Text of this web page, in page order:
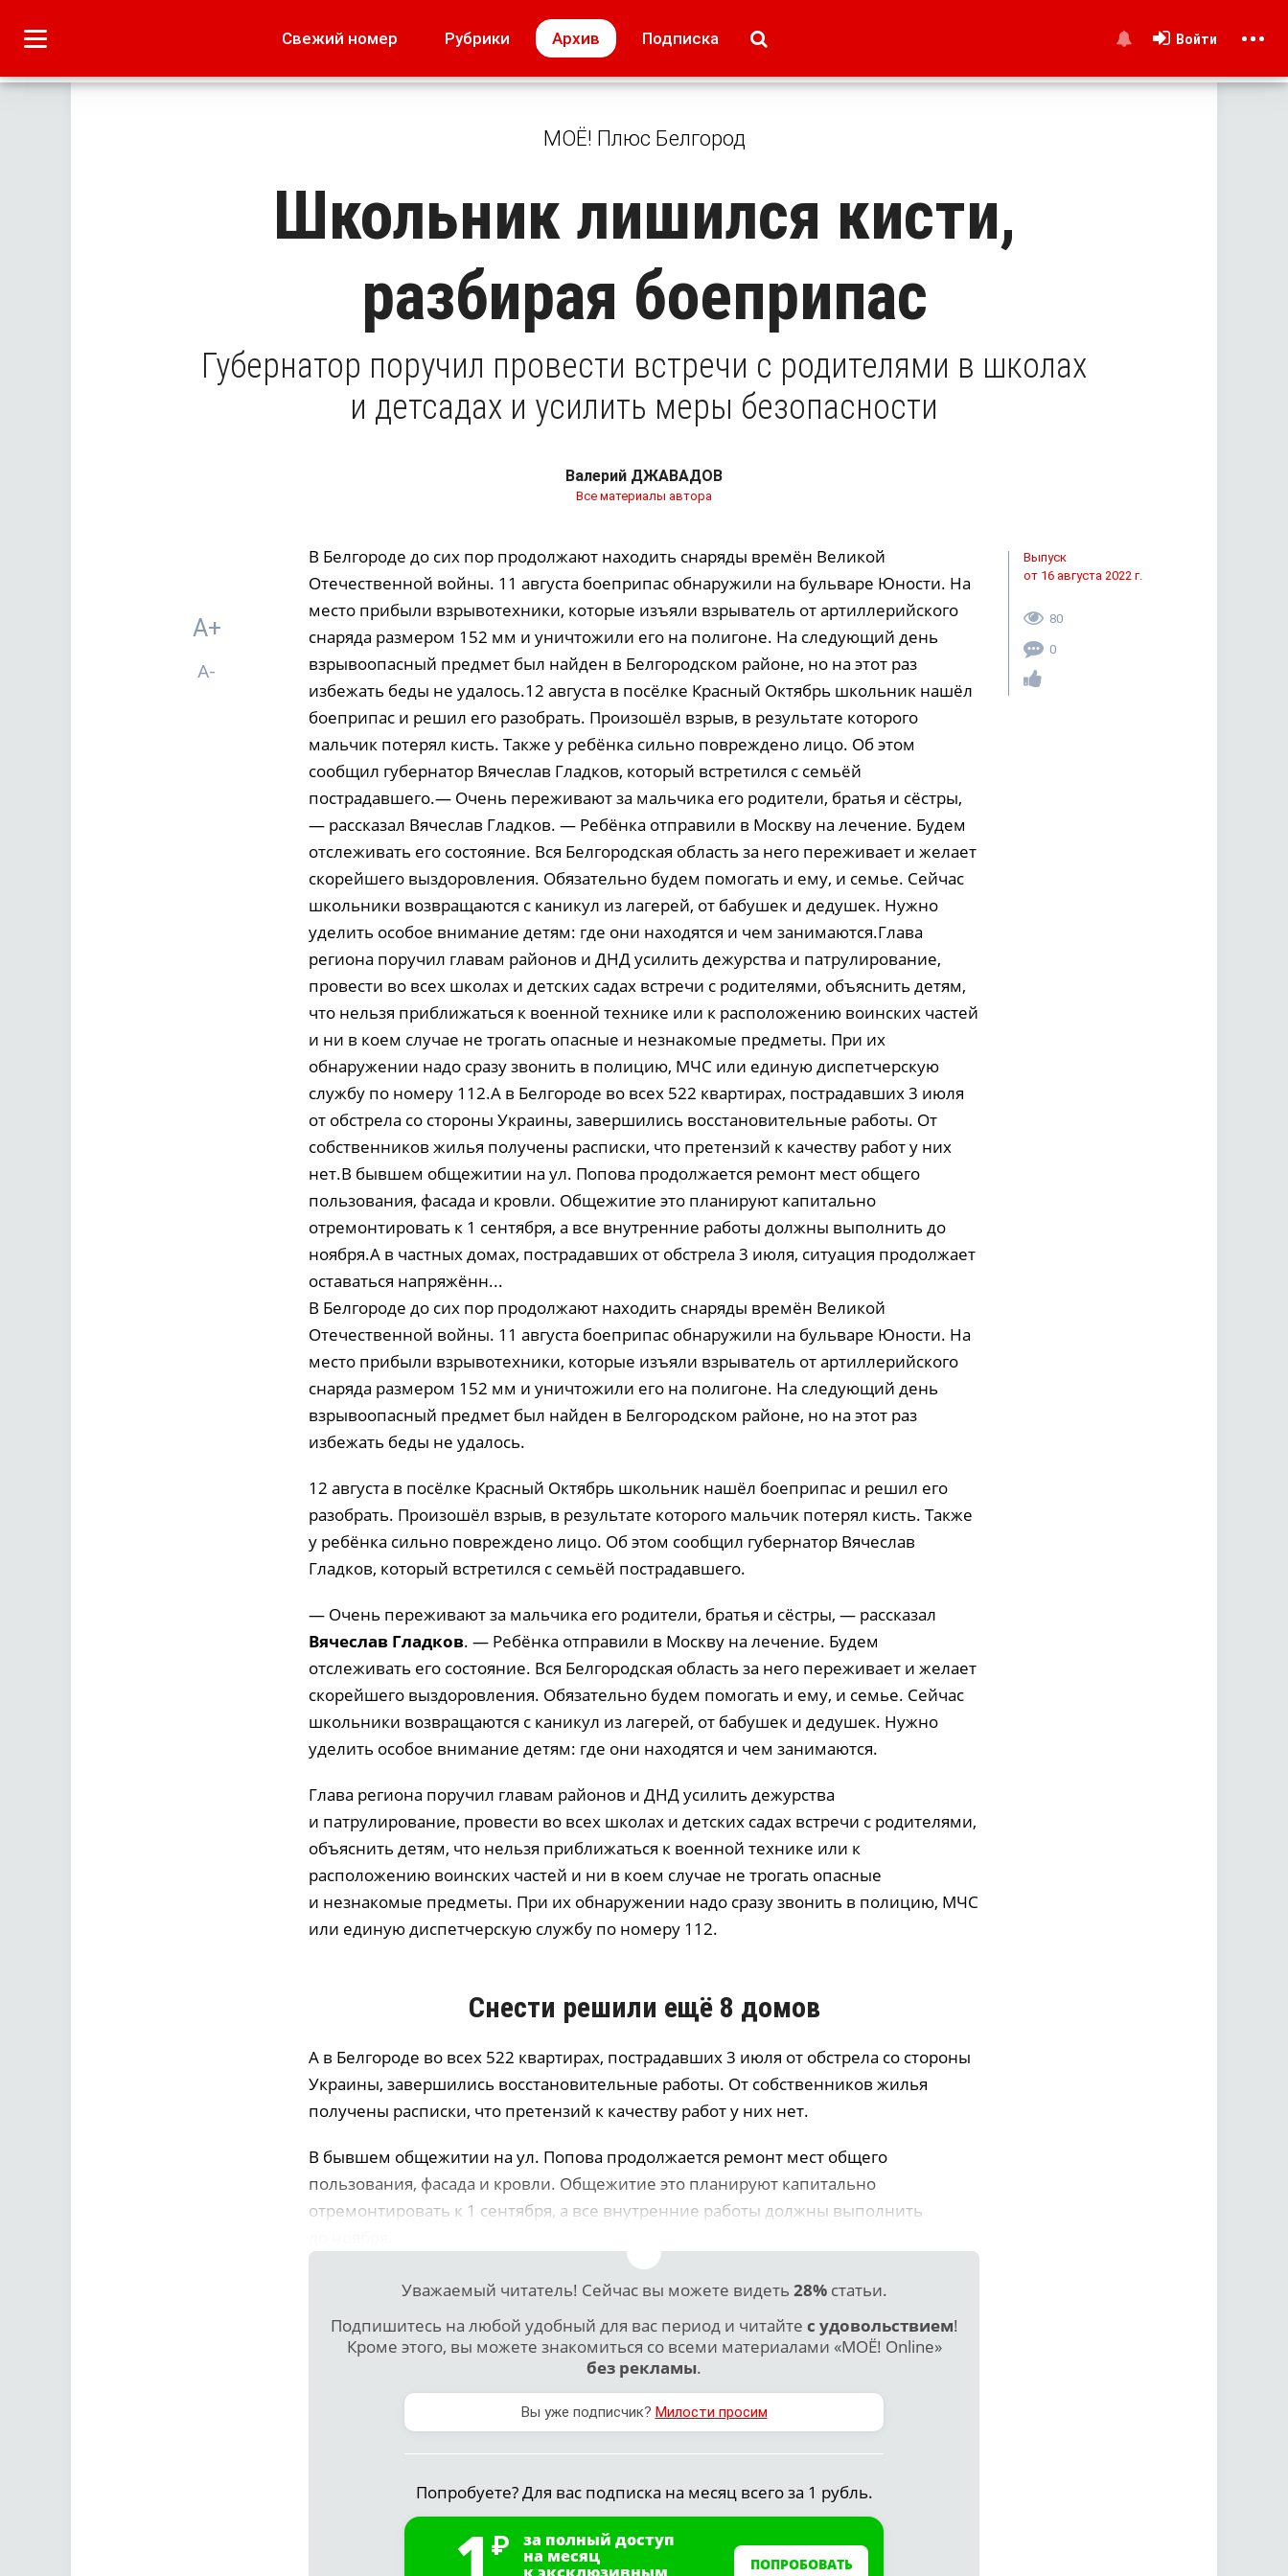
Свежий номер Рубрики Архив Подписка Войти
Лето наших читателей
МОЁ! Плюс Липецк
Образование + карьера
Свадьба недели
МОЁ! Плюс Белгород
Школьник лишился кисти,
разбирая боеприпас
Губернатор поручил провести встречи с родителями в школах
и детсадах и усилить меры безопасности
Валерий ДЖАВАДОВ
Все материалы автора
A+
A-
В Белгороде до сих пор продолжают находить снаряды времён Великой
Отечественной войны. 11 августа боеприпас обнаружили на бульваре Юности. На
место прибыли взрывотехники, которые изъяли взрыватель от артиллерийского
снаряда размером 152 мм и уничтожили его на полигоне. На следующий день
взрывоопасный предмет был найден в Белгородском районе, но на этот раз
избежать беды не удалось.12 августа в посёлке Красный Октябрь школьник нашёл
боеприпас и решил его разобрать. Произошёл взрыв, в результате которого
мальчик потерял кисть. Также у ребёнка сильно повреждено лицо. Об этом
сообщил губернатор Вячеслав Гладков, который встретился с семьёй
пострадавшего.— Очень переживают за мальчика его родители, братья и сёстры,
— рассказал Вячеслав Гладков. — Ребёнка отправили в Москву на лечение. Будем
отслеживать его состояние. Вся Белгородская область за него переживает и желает
скорейшего выздоровления. Обязательно будем помогать и ему, и семье. Сейчас
школьники возвращаются с каникул из лагерей, от бабушек и дедушек. Нужно
уделить особое внимание детям: где они находятся и чем занимаются.Глава
региона поручил главам районов и ДНД усилить дежурства и патрулирование,
провести во всех школах и детских садах встречи с родителями, объяснить детям,
что нельзя приближаться к военной технике или к расположению воинских частей
и ни в коем случае не трогать опасные и незнакомые предметы. При их
обнаружении надо сразу звонить в полицию, МЧС или единую диспетчерскую
службу по номеру 112.А в Белгороде во всех 522 квартирах, пострадавших 3 июля
от обстрела со стороны Украины, завершились восстановительные работы. От
собственников жилья получены расписки, что претензий к качеству работ у них
нет.В бывшем общежитии на ул. Попова продолжается ремонт мест общего
пользования, фасада и кровли. Общежитие это планируют капитально
отремонтировать к 1 сентября, а все внутренние работы должны выполнить до
ноября.А в частных домах, пострадавших от обстрела 3 июля, ситуация продолжает
оставаться напряжённ...
В Белгороде до сих пор продолжают находить снаряды времён Великой
Отечественной войны. 11 августа боеприпас обнаружили на бульваре Юности. На
место прибыли взрывотехники, которые изъяли взрыватель от артиллерийского
снаряда размером 152 мм и уничтожили его на полигоне. На следующий день
взрывоопасный предмет был найден в Белгородском районе, но на этот раз
избежать беды не удалось.
12 августа в посёлке Красный Октябрь школьник нашёл боеприпас и решил его
разобрать. Произошёл взрыв, в результате которого мальчик потерял кисть. Также
у ребёнка сильно повреждено лицо. Об этом сообщил губернатор Вячеслав
Гладков, который встретился с семьёй пострадавшего.
— Очень переживают за мальчика его родители, братья и сёстры, — рассказал
Вячеслав Гладков. — Ребёнка отправили в Москву на лечение. Будем
отслеживать его состояние. Вся Белгородская область за него переживает и желает
скорейшего выздоровления. Обязательно будем помогать и ему, и семье. Сейчас
школьники возвращаются с каникул из лагерей, от бабушек и дедушек. Нужно
уделить особое внимание детям: где они находятся и чем занимаются.
Глава региона поручил главам районов и ДНД усилить дежурства
и патрулирование, провести во всех школах и детских садах встречи с родителями,
объяснить детям, что нельзя приближаться к военной технике или к
расположению воинских частей и ни в коем случае не трогать опасные
и незнакомые предметы. При их обнаружении надо сразу звонить в полицию, МЧС
или единую диспетчерскую службу по номеру 112.
Снести решили ещё 8 домов
А в Белгороде во всех 522 квартирах, пострадавших 3 июля от обстрела со стороны
Украины, завершились восстановительные работы. От собственников жилья
получены расписки, что претензий к качеству работ у них нет.
В бывшем общежитии на ул. Попова продолжается ремонт мест общего
пользования, фасада и кровли. Общежитие это планируют капитально
отремонтировать к 1 сентября, а все внутренние работы должны выполнить
Уважаемый читатель! Сейчас вы можете видеть 28%статьи.
Подпишитесь на любой удобный для вас период и читайте с удовольствием!
Кроме этого, вы можете знакомиться со всеми материалами «МОЁ! Online»
без рекламы.
Вы уже подписчик? Милости просим
Попробуете? Для вас подписка на месяц всего за 1 рубль.
1 за полный доступ
на месяц ПОПРОБОВАТЬ
Выпуск
от 16 августа 2022 г.
80
0